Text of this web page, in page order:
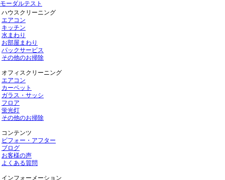
モーダルテスト
ハウスクリーニング
エアコン
キッチン
水まわり
お部屋まわり
パックサービス
その他のお掃除
オフィスクリーニング
エアコン
カーペット
ガラス・サッシ
フロア
蛍光灯
その他のお掃除
コンテンツ
ビフォー・アフター
ブログ
お客様の声
よくある質問
インフォーメーション